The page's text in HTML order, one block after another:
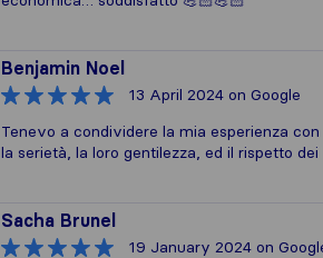
Benjamin Noel
13 April 2024 on Google
Tenevo a condividere la mia esperienza
la serietà, la loro gentilezza, ed il rispetto
Sacha Brunel
19 January 2024 on